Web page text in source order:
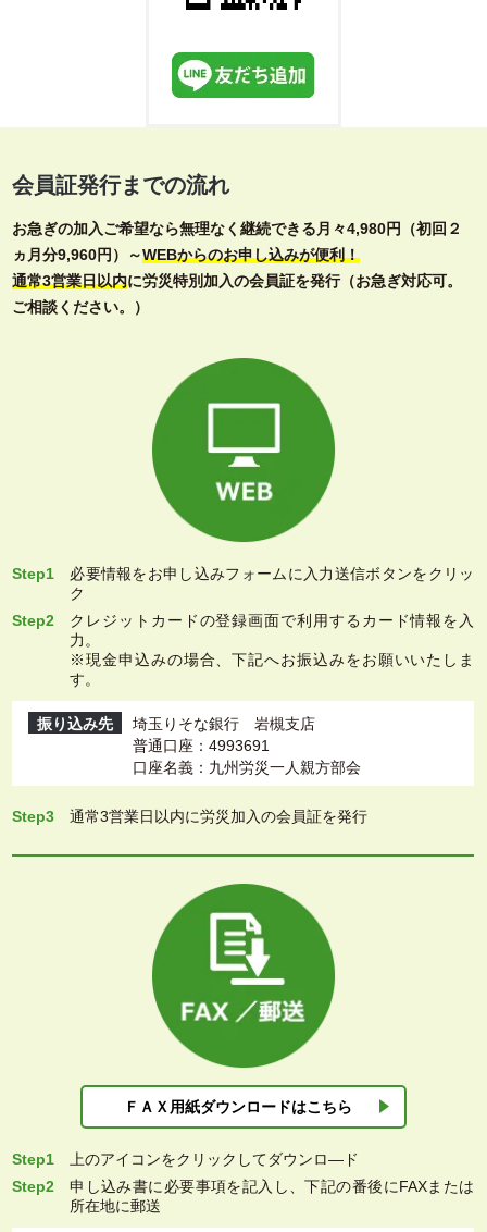
会員証発行までの流れ
お急ぎの加入ご希望なら無理なく継続できる月々4,980円（初回２
ヵ月分9,960円）～WEBからのお申し込みが便利！
通常3営業日以内に労災特別加入の会員証を発行（お急ぎ対応可。
ご相談ください。）
Step1
必要情報をお申し込みフォームに入力送信ボタンをクリッ
ク
Step2
クレジットカードの登録画面で利用するカード情報を入
力。
※現金申込みの場合、下記へお振込みをお願いいたしま
す。
振り込み先
埼玉りそな銀行 岩槻支店
普通口座：4993691
口座名義：九州労災一人親方部会
Step3 通常3営業日以内に労災加入の会員証を発行
ＦＡＸ用紙ダウンロードはこちら
Step1 上のアイコンをクリックしてダウンロ―ド
Step2
申し込み書に必要事項を記入し、下記の番後にFAXまたは
所在地に郵送